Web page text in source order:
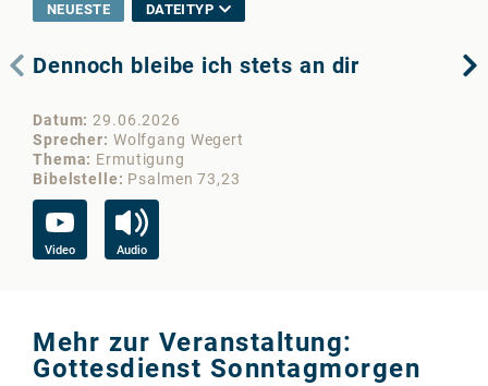
NEUESTE DATEITYP
Dennoch bleibe ich stets an dir
Datum 29.06.2026
Sprecher
Wolfgang Wegert
Thema
Ermutigung
Bibelstelle
Psalmen 73,23
Video Audio
Mehr zur Veranstaltung:
Gottesdienst Sonntagmorgen